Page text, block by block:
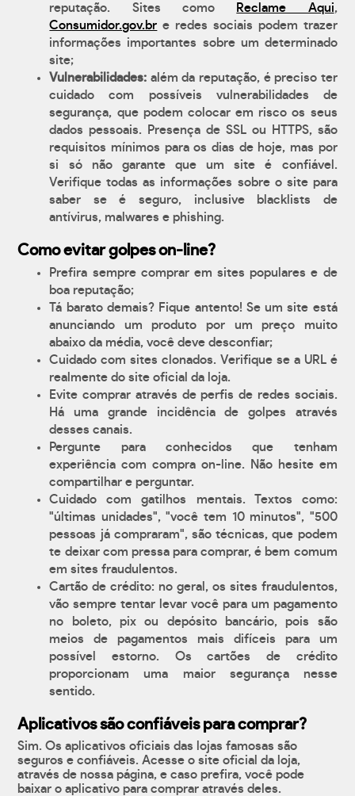
reputação. Sites como
Reclame Aqui,
Consumidor.gov.br e redes sociais podem trazer
informações importantes sobre um determinado
site;
Vulnerabilidades: além da reputação, é preciso ter
cuidado com possíveis vulnerabilidades de
segurança, que podem colocar em risco os seus
dados pessoais. Presença de SSL ou HTTPS, são
requisitos mínimos para os dias de hoje, mas por
si só não garante que um site é confiável.
Verifique todas as informações sobre o site para
saber se é seguro, inclusive blacklists de
antívirus, malwares e phishing.
Como evitar golpes on-line?
Prefira sempre comprar em sites populares e de
boa reputação;
Tá barato demais? Fique antento! Se um site está
anunciando um produto por um preço muito
abaixo da média, você deve desconfiar;
Cuidado com sites clonados. Verifique se a URL é
realmente do site oficial da loja.
Evite comprar através de perfis de redes sociais.
Há uma grande incidência de golpes através
desses canais.
Pergunte para conhecidos que tenham
experiência com compra on-line. Não hesite em
compartilhar e perguntar.
Cuidado com gatilhos mentais. Textos como:
"últimas unidades", "você tem 10 minutos", "500
pessoas já compraram", são técnicas, que podem
te deixar com pressa para comprar, é bem comum
em sites fraudulentos.
Cartão de crédito: no geral, os sites fraudulentos,
vão sempre tentar levar você para um pagamento
no boleto, pix ou depósito bancário, pois são
meios de pagamentos mais difíceis para um
possível estorno. Os cartões de crédito
proporcionam uma maior segurança nesse
sentido.
Aplicativos são confiáveis para comprar?
Sim. Os aplicativos oficiais das lojas famosas são
seguros e confiáveis. Acesse o site oficial da loja,
através de nossa página, e caso prefira, você pode
baixar o aplicativo para comprar através deles.